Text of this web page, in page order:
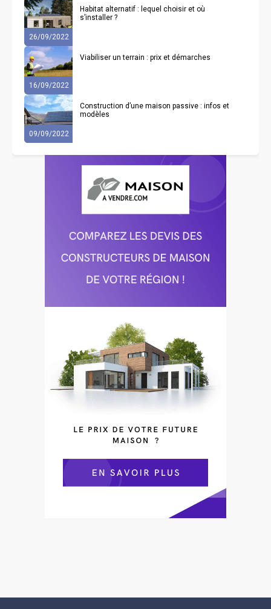
26/09/2022
Habitat alternatif : lequel choisir et où
s’installer ?
16/09/2022
Viabiliser un terrain : prix et démarches
09/09/2022
Construction d’une maison passive : infos et
modèles